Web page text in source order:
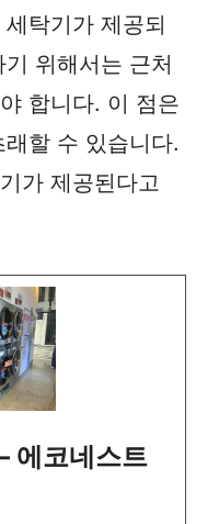
탁기가 제공되
위해서는 근처
합니다. 이 점은
할 수 있습니다.
가 제공된다고
에코네스트